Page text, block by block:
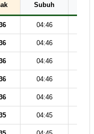
Subuh
04:46
04:46
04:46
04:46
04:46
04:45